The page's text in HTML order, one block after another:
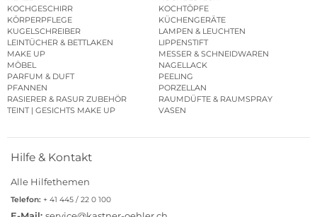
KERZEN
KOCHBESTECK
KOCHGESCHIRR
KOCHTÖPFE
KÖRPERPFLEGE
KÜCHENGERÄTE
KUGELSCHREIBER
LAMPEN & LEUCHTEN
LEINTÜCHER & BETTLAKEN
LIPPENSTIFT
MAKE UP
MESSER & SCHNEIDWAREN
MÖBEL
NAGELLACK
PARFUM & DUFT
PEELING
PFANNEN
PORZELLAN
RASIERER & RASUR ZUBEHÖR
RAUMDÜFTE & RAUMSPRAY
Hilfe & Kontakt